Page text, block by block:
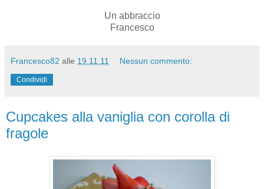
Un abbraccio
Francesco
Francesco82 alle 19.11.11 Nessun commento:
Condividi
Cupcakes alla vaniglia con corolla di
fragole